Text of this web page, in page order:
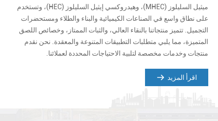
ميثيل السليلوز (MHEC)، وهيدروكسي إيثيل السليلوز (HEC)، وتستخدم
على نطاق واسع في الصناعات الكيميائية والبناء والطلاء ومستحضرات
التجميل. تتميز منتجاتنا بالنقاء العالي، والثبات الممتاز، وخصائص اللصق
المتميزة، مما يلبي متطلبات التطبيقات المتنوعة والمعقدة. نحن نقدم
منتجات وخدمات مخصصة لتلبية الاحتياجات المحددة لعملائنا.
اقرأ المزيد